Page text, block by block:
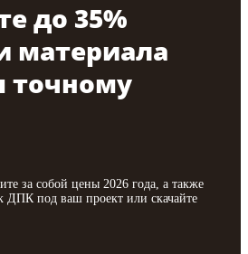
до 35%
материала
точному
за собой цены 2026 года, а также
ДПК под ваш проект или скачайте